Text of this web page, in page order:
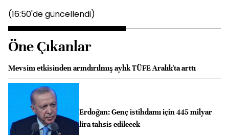
(16:50'de güncellendi)
Öne Çıkanlar
Mevsim etkisinden arındırılmış aylık TÜFE Aralık'ta arttı
Erdoğan: Genç istihdamı için 445 milyar
lira tahsis edilecek